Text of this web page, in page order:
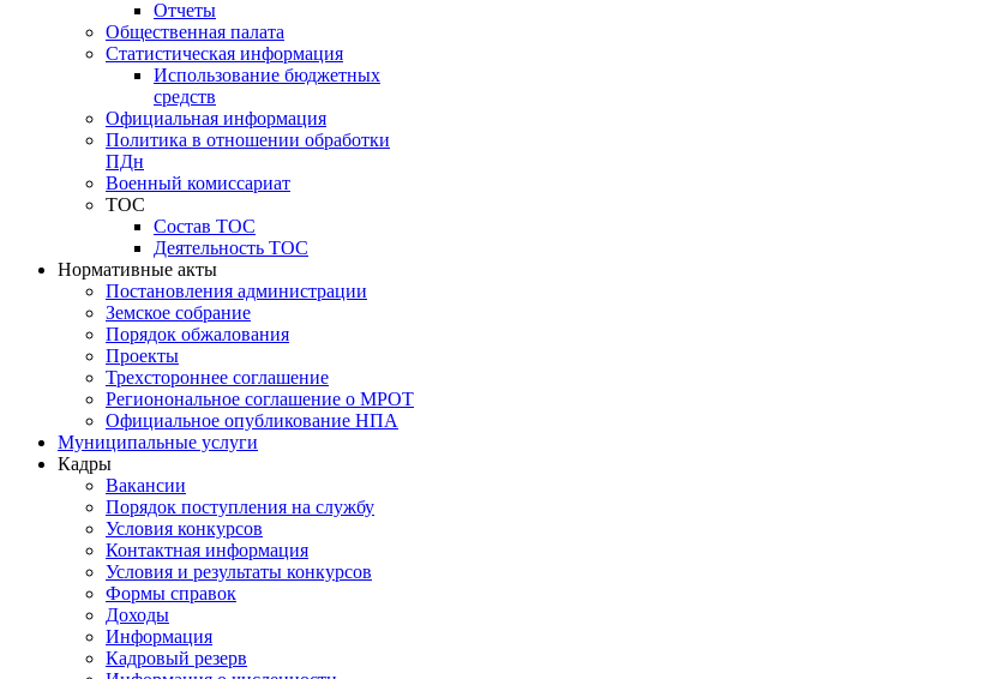
Отчеты
Общественная палата
Статистическая информация
Использование бюджетных
средств
Официальная информация
Политика в отношении обработки
ПДн
Военный комиссариат
ТОС
Состав ТОС
Деятельность ТОС
Нормативные акты
Постановления администрации
Земское собрание
Порядок обжалования
Проекты
Трехстороннее соглашение
Регионональное соглашение о МРОТ
Официальное опубликование НПА
Муниципальные услуги
Кадры
Вакансии
Порядок поступления на службу
Условия конкурсов
Контактная информация
Условия и результаты конкурсов
Формы справок
Доходы
Информация
Кадровый резерв